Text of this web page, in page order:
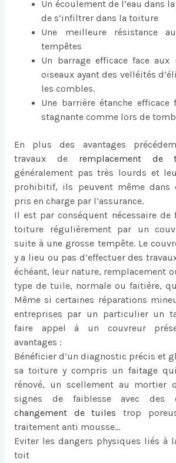
Un écoulement de l’eau dans
de s’infiltrer dans la toiture
Une meilleure résistance
tempêtes
Un barrage efficace face
oiseaux ayant des velléités
les combles.
Une barrière étanche efficace
stagnante comme lors de
En plus des avantages
travaux de
remplacement de
généralement pas très lourds et
prohibitif, ils peuvent même dans
pris en charge par l’assurance.
Il est par conséquent nécessaire de
toiture régulièrement par un
suite à une grosse tempête. Le
y a lieu ou pas d’effectuer des
échéant, leur nature, remplacement
type de tuile, normale ou faitière,
Même si certaines réparations
entreprises par un particulier un
faire appel à un couvreur
avantages :
Bénéficier d’un diagnostic précis et
sa toiture y compris un faitage
rénové, un scellement au mortier
signes de faiblesse avec des
changement de tuiles trop
traitement anti mousse…
Eviter les dangers physiques liés à
toit